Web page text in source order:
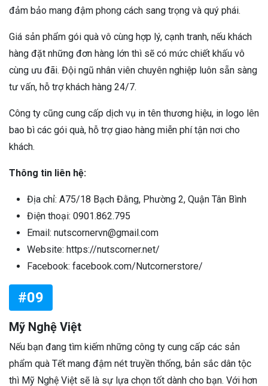
đảm bảo mang đậm phong cách sang trọng và quý phái.
Giá sản phẩm gói quà vô cùng hợp lý, cạnh tranh, nếu khách
hàng đặt những đơn hàng lớn thì sẽ có mức chiết khấu vô
cùng ưu đãi. Đội ngũ nhân viên chuyên nghiệp luôn sẵn sàng
tư vấn, hỗ trợ khách hàng 24/7.
Công ty cũng cung cấp dịch vụ in tên thương hiệu, in logo lên
bao bì các gói quà, hỗ trợ giao hàng miễn phí tận nơi cho
khách.
Thông tin liên hệ:
Địa chỉ: A75/18 Bạch Đằng, Phường 2, Quận Tân Bình
Điện thoại: 0901.862.795
Email: nutscornervn@gmail.com
Website: https://nutscorner.net/
Facebook: facebook.com/Nutcornerstore/
#09
Mỹ Nghệ Việt
Nếu bạn đang tìm kiếm những công ty cung cấp các sản
phẩm quà Tết mang đậm nét truyền thống, bản sắc dân tộc
thì Mỹ Nghệ Việt sẽ là sự lựa chọn tốt dành cho bạn. Với hơn